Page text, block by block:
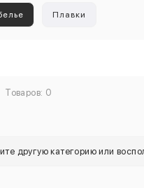
Плавки
Товаров: 0
другую категорию или